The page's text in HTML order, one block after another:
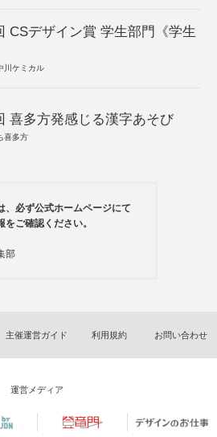
CSデザイン賞 学生部門《学生
川ケミカル
喜多方発感じる漢字あそび
喜多方
、必ず公式ホームページにて
をご確認ください。
部
主催運営ガイド 利用規約 お問い合わせ
運営メディア